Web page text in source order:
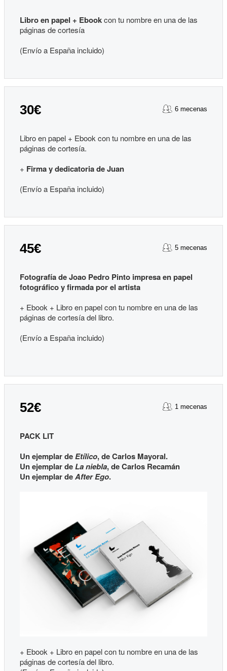
Libro en papel + Ebookcon tu nombre en una de las
páginas de cortesía
(Envío a España incluido)
30€ 6 mecenas
Libro en papel + Ebook con tu nombre en una de las
páginas de cortesía.
+ Firma y dedicatoriade Juan
(Envío a España incluido)
45€ 5 mecenas
Fotografía de Joao Pedro Pinto impresa en papel
fotográfico y firmada por el artista
+ Ebook + Libro en papel con tu nombre en una de las
páginas de cortesía del libro.
(Envío a España incluido)
52€ 1 mecenas
PACK LIT
Un ejemplar deEtílico, de Carlos Mayoral.
Un ejemplar deLa niebla, de Carlos Recamán
Un ejemplar deAfter Ego.
+ Ebook + Libro en papel con tu nombre en una de las
páginas de cortesía del libro.